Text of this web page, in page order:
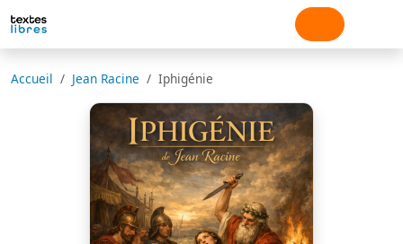
Accueil Jean Racine Iphigénie